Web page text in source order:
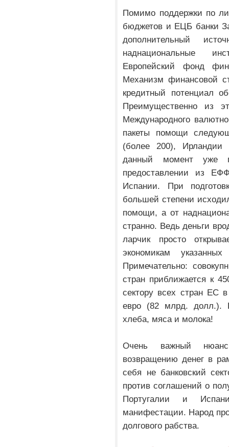
Помимо поддержки по
бюджетов и ЕЦБ банки
дополнительный
наднациональные
Европейский фонд
Механизм финансовой
кредитный потенциал
Преимущественно из
Международного
пакеты помощи
(более 200), Ирландии
данный момент уже
предоставлении из
Испании. При
большей степени
помощи, а от
странно. Ведь деньги
ларчик просто
экономикам
Примечательно:
стран приближается к
сектору всех стран ЕС
евро (82 млрд. долл.).
хлеба, мяса и молока!
Очень важный
возвращению денег в
себя не банковский
против соглашений о
Португалии и
манифестации. Народ
долгового рабства.